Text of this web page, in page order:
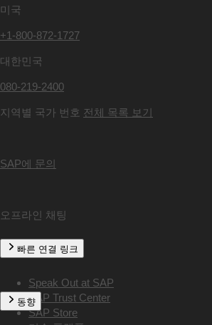
미국
+1-800-872-1727
대한민국
080-219-2400
지역별 국가 번호 전체 목록 보기
SAP에 문의
오프라인 채팅
빠른 연결 링크
Speak Out at SAP
SAP Trust Center
SAP Store
동향